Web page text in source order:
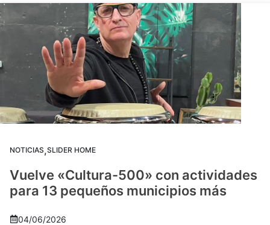
NOTICIAS,SLIDER HOME
Vuelve «Cultura-500» con actividades
para 13 pequeños municipios más
04/06/2026